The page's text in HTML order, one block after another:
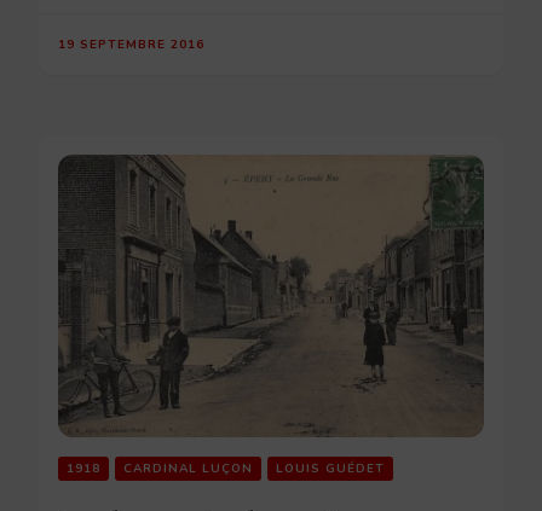
19 SEPTEMBRE 2016
1918 CARDINAL LUÇON LOUIS GUÉDET